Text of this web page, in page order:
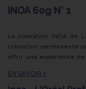
INOA 60g N° 1
La coloration INOA de
coloration permanente
offrir une expérience de
EN SAVOIR +